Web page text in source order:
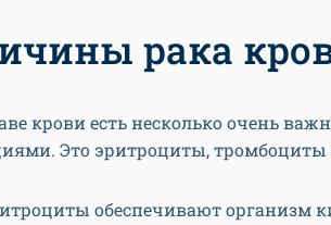
рака
крови есть несколько очень
Это эритроциты,
обеспечивают организм